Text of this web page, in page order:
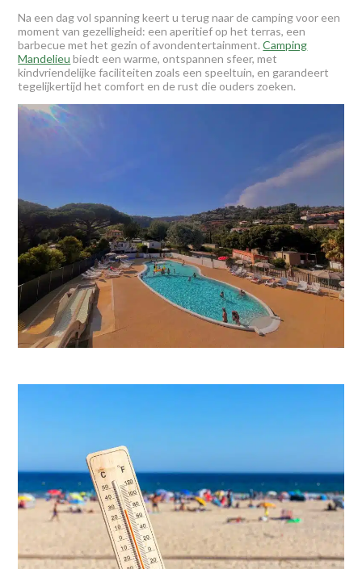
Na een dag vol spanning keert u terug naar de camping voor een
moment van gezelligheid: een aperitief op het terras, een
barbecue met het gezin of avondentertainment.Camping
Mandelieu biedt een warme, ontspannen sfeer, met
kindvriendelijke faciliteiten zoals een speeltuin, en garandeert
tegelijkertijd het comfort en de rust die ouders zoeken.